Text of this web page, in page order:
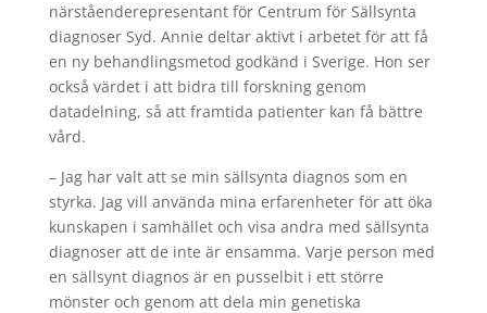
närståenderepresentant för Centrum för Sällsynta
diagnoser Syd. Annie deltar aktivt i arbetet för att få
en ny behandlingsmetod godkänd i Sverige. Hon ser
också värdet i att bidra till forskning genom
datadelning, så att framtida patienter kan få bättre
vård.
– Jag har valt att se min sällsynta diagnos som en
styrka. Jag vill använda mina erfarenheter för att öka
kunskapen i samhället och visa andra med sällsynta
diagnoser att de inte är ensamma. Varje person med
en sällsynt diagnos är en pusselbit i ett större
mönster och genom att dela min genetiska